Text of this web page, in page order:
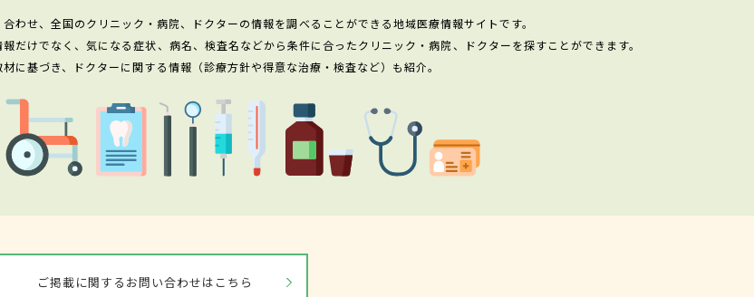
わせ、全国のクリニック・病院、ドクターの情報を調べることができる地域医療情報サイトです。
だけでなく、気になる症状、病名、検査名などから条件に合ったクリニック・病院、ドクターを探すことができます。
に基づき、ドクターに関する情報（診療方針や得意な治療・検査など）も紹介。
ご掲載に関するお問い合わせはこちら